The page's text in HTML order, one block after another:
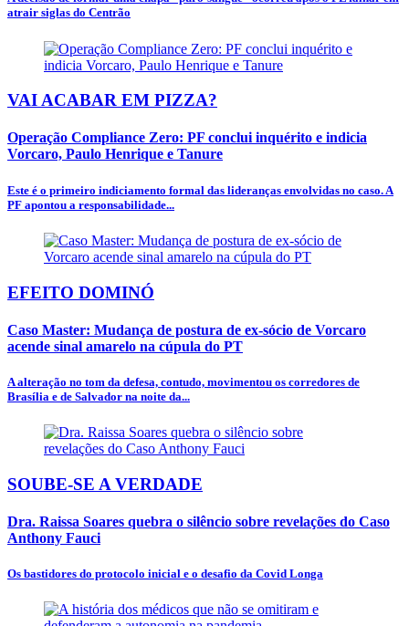
atrair siglas do Centrão
VAI ACABAR EM PIZZA?
Operação Compliance Zero: PF conclui inquérito e indicia
Vorcaro, Paulo Henrique e Tanure
Este é o primeiro indiciamento formal das lideranças envolvidas no caso. A
PF apontou a responsabilidade...
EFEITO DOMINÓ
Caso Master: Mudança de postura de ex-sócio de Vorcaro
acende sinal amarelo na cúpula do PT
A alteração no tom da defesa, contudo, movimentou os corredores de
Brasília e de Salvador na noite da...
SOUBE-SE A VERDADE
Dra. Raissa Soares quebra o silêncio sobre revelações do Caso
Anthony Fauci
Os bastidores do protocolo inicial e o desafio da Covid Longa